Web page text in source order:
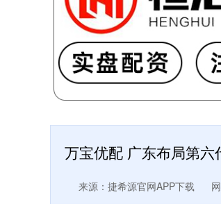
万宝优配 广东布局第
来源：捷希源官网APP下载